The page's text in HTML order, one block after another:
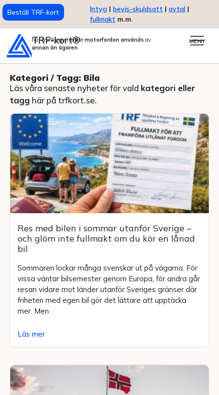
Beställ TRF-kort Intyg | bevis-skuldsatt | avtal |
fullmakt m.m.
TRF-kort®
När trafikregistrerade motorfordon används av
annan än ägaren
MENY
Kategori / Tagg: Bila
Läs våra senaste nyheter för vald kategori eller
tagg här på trfkort.se.
Res med bilen i sommar utanför Sverige –
och glöm inte fullmakt om du kör en lånad
bil
Sommaren lockar många svenskar ut på vägarna. För
vissa väntar bilsemester genom Europa, för andra går
resan vidare mot länder utanför Sveriges gränser där
friheten med egen bil gör det lättare att upptäcka
mer. Men
Läs mer